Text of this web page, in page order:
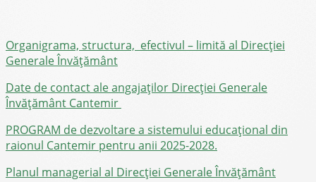
Organigrama, structura, efectivul – limită al Direcției
Generale Învățământ
Date de contact ale angajaților Direcţiei Generale
Învăţământ Cantemir
PROGRAM de dezvoltare a sistemului educațional din
raionul Cantemir pentru anii 2025-2028.
Planul managerial al Direcției Generale Învățământ